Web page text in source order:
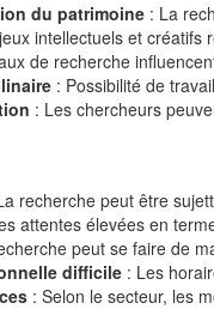
du patrimoine : La
intellectuels et créatifs
de recherche
: Possibilité de
: Les chercheurs
recherche peut être
attentes élevées en
peut se faire de
difficile : Les
: Selon le secteur, les